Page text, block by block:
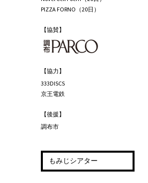
PIZZA FORNO（20日）
【協賛】
【協力】
333DISCS
京王電鉄
【後援】
調布市
もみじシアター